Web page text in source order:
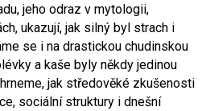
jeho odraz v mytologii,
ukazují, jak silný byl strach i
se i na drastickou chudinskou
a kaše byly někdy jedinou
jak středověké zkušenosti
sociální struktury i dnešní